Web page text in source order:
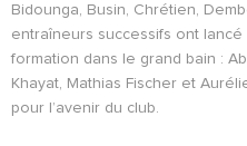
Bidounga, Busin, Chrétien,
entraîneurs successifs ont
formation dans le grand bain :
Khayat, Mathias Fischer et
pour l’avenir du club.